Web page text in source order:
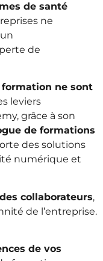
de santé
ne
de
ne sont
leviers
grâce à son
de formations
des solutions
numérique et
collaborateurs,
de l’entreprise.
de vos